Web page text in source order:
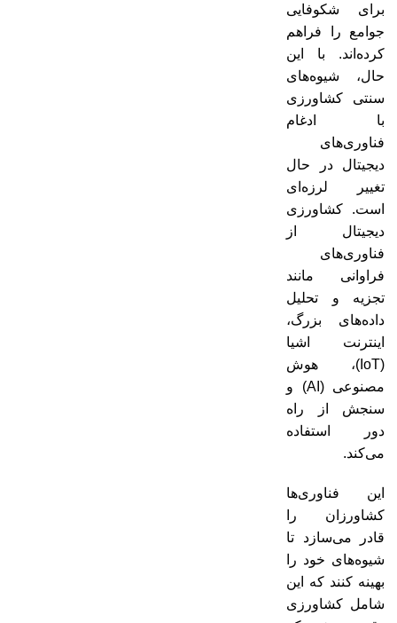
برای شکوفایی
جوامع را فراهم
کرده‌اند. با این
حال، شیوه‌های
سنتی کشاورزی
با ادغام
فناوری‌های
دیجیتال در حال
تغییر لرزه‌ای
است. کشاورزی
دیجیتال از
فناوری‌های
فراوانی مانند
تجزیه و تحلیل
داده‌های بزرگ،
اینترنت اشیا
(IoT)، هوش
مصنوعی (AI) و
سنجش از راه
دور استفاده
می‌کند.
این فناوری‌ها
کشاورزان را
قادر می‌سازد تا
شیوه‌های خود را
بهینه کنند که این
شامل کشاورزی